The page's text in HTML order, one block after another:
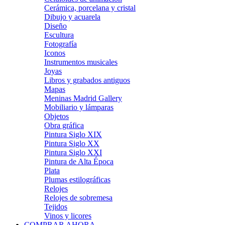
Cerámica, porcelana y cristal
Dibujo y acuarela
Diseño
Escultura
Fotografía
Iconos
Instrumentos musicales
Joyas
Libros y grabados antiguos
Mapas
Meninas Madrid Gallery
Mobiliario y lámparas
Objetos
Obra gráfica
Pintura Siglo XIX
Pintura Siglo XX
Pintura Siglo XXI
Pintura de Alta Época
Plata
Plumas estilográficas
Relojes
Relojes de sobremesa
Tejidos
Vinos y licores